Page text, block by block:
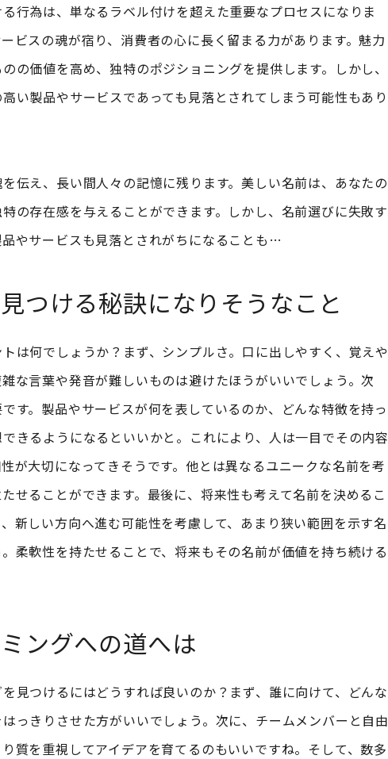
行為は、単なるラベル付けを超えた重要なプロセスになりま
ビスの魂が宿り、消費者の心に長く留まる力があります。魅力
の価値を高め、独特のポジショニングを提供します。しかし、
い製品やサービスであっても見落とされてしまう可能性もあり
伝え、長い間人々の記憶に残ります。美しい名前は、あなたの
の存在感を与えることができます。しかし、名前選びに失敗す
やサービスも見落とされがちになることも…
つける秘訣になりそうなこと
は何でしょうか？まず、シンプルさ。口に出しやすく、覚えや
な言葉や発音が難しいものは避けたほうがいいでしょう。次
す。製品やサービスが何を表しているのか、どんな特徴を持っ
きるようになるといいかと。これにより、人は一目でその内容
が大切になってきそうです。他とは異なるユニークな名前を考
せることができます。最後に、将来性も考えて名前を決めるこ
新しい方向へ進む可能性を考慮して、あまり狭い範囲を示す名
柔軟性を持たせることで、将来もその名前が価値を持ち続ける
ングへの道へは
見つけるにはどうすれば良いのか？まず、誰に向けて、どんな
っきりさせた方がいいでしょう。次に、チームメンバーと自由
質を重視してアイデアを育てるのもいいですね。そして、数多